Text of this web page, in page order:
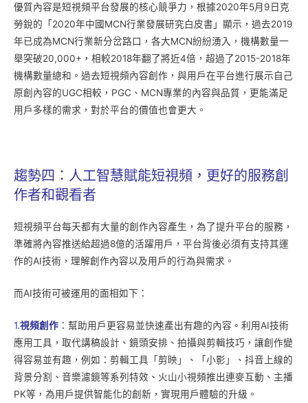
優質內容是短視頻平台發展的核心競爭力，根據2020年5月9日克
勞銳的「2020年中國MCN行業發展研究白皮書」顯示，過去2019
年已成為MCN行業新分岔路口，各大MCN紛紛湧入，機構數量一
舉突破20,000+，相較2018年翻了將近4倍，超過了2015-2018年
機構數量總和。過去短視頻內容創作，與用戶在平台進行展示自己
原創內容的UGC相較，PGC、MCN專業的內容與品質，更能滿足
用戶多樣的需求，對於平台的價值也會更大。
趨勢四：人工智慧賦能短視頻，更好的服務創
作者和觀看者
短視頻平台每天都有大量的創作內容產生，為了提升平台的服務，
準確將內容推送給超過8億的活躍用戶，平台背後必須有支持其運
作的AI技術，理解創作內容以及用戶的行為與需求。
而AI技術可被運用的面相如下：
1.視頻創作 ： 幫助用戶更容易並快速產出有趣的內容。利用AI技術
應用工具，取代講稿設計、鏡頭安排、拍攝與剪輯技巧，讓創作變
得容易並有趣，例如：剪輯工具「剪映」、「小影」、抖音上線的
背景分割、音樂濾鏡等系列特效、火山小視頻推出連麥互動、主播
PK等，為用戶提供智能化的創新，實現用戶體驗的升級。